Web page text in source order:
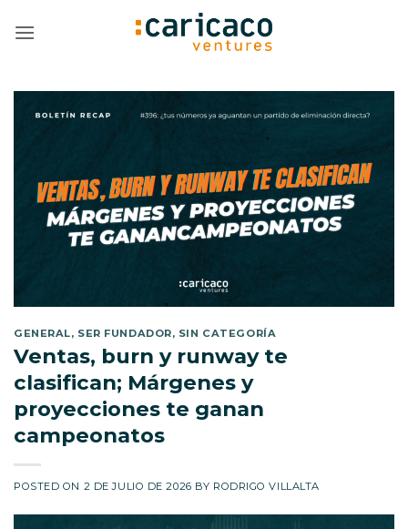
GENERAL, SER FUNDADOR, SIN CATEGORÍA
Ventas, burn y runway te
clasifican; Márgenes y
proyecciones te ganan
campeonatos
POSTED ON 2 DE JULIO DE 2026 BY RODRIGO VILLALTA